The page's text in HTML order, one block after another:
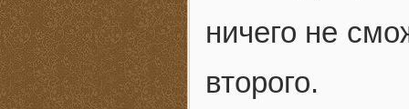
ничего не
второго.